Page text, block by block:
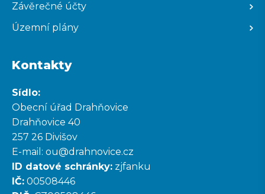
Závěrečné účty
Územní plány
Kontakty
Sídlo:
Obecní úřad Drahňovice
Drahňovice 40
257 26 Divišov
E-mail: ou@drahnovice.cz
ID datové schránky: zjfanku
IČ: 00508446